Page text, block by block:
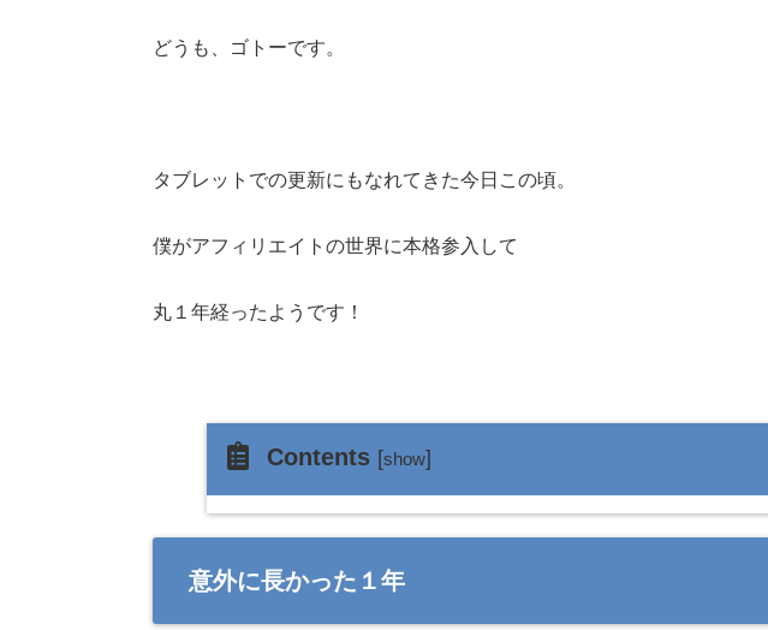
どうも、ゴトーです。
タブレットでの更新にもなれてきた今日この頃。
僕がアフィリエイトの世界に本格参入して
丸１年経ったようです！
Contents [show]
意外に長かった１年